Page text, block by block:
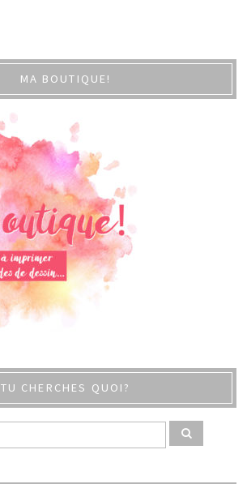
MA BOUTIQUE!
TU CHERCHES QUOI?